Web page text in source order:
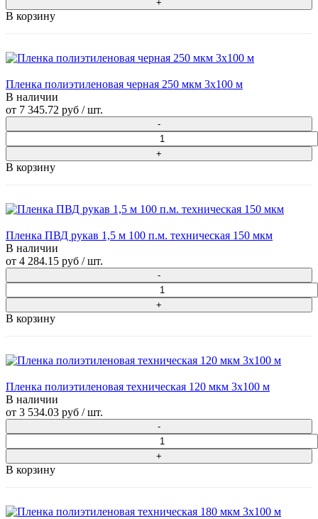
В корзину
Пленка полиэтиленовая черная 250 мкм 3х100 м
В наличии
от 7 345.72 руб / шт.
В корзину
Пленка ПВД рукав 1,5 м 100 п.м. техническая 150 мкм
В наличии
от 4 284.15 руб / шт.
В корзину
Пленка полиэтиленовая техническая 120 мкм 3х100 м
В наличии
от 3 534.03 руб / шт.
В корзину